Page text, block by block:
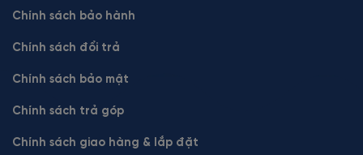
Chính sách bảo hành
Chính sách đổi trả
Chính sách bảo mật
Chính sách trả góp
Chính sách giao hàng & lắp đặt